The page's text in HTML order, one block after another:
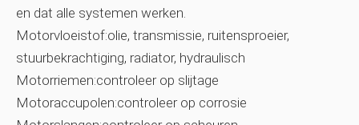
en dat alle systemen werken.
Motorvloeistof:olie, transmissie, ruitensproeier,
stuurbekrachtiging, radiator, hydraulisch
Motorriemen:controleer op slijtage
Motoraccupolen:controleer op corrosie